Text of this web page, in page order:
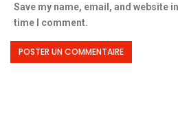
Save my name, email, and website
time I comment.